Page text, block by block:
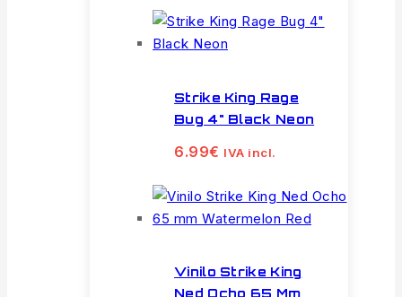
Strike King Rage
Bug 4" Black Neon
6.99€ IVA incl.
Vinilo Strike King
Ned Ocho 65 Mm